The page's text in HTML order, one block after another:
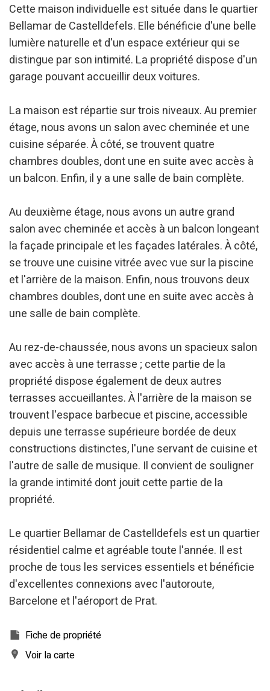
Cette maison individuelle est située dans le quartier
Bellamar de Castelldefels. Elle bénéficie d'une belle
lumière naturelle et d'un espace extérieur qui se
distingue par son intimité. La propriété dispose d'un
garage pouvant accueillir deux voitures.
La maison est répartie sur trois niveaux. Au premier
étage, nous avons un salon avec cheminée et une
cuisine séparée. À côté, se trouvent quatre
chambres doubles, dont une en suite avec accès à
un balcon. Enfin, il y a une salle de bain complète.
Au deuxième étage, nous avons un autre grand
salon avec cheminée et accès à un balcon longeant
la façade principale et les façades latérales. À côté,
se trouve une cuisine vitrée avec vue sur la piscine
et l'arrière de la maison. Enfin, nous trouvons deux
chambres doubles, dont une en suite avec accès à
une salle de bain complète.
Au rez-de-chaussée, nous avons un spacieux salon
avec accès à une terrasse ; cette partie de la
propriété dispose également de deux autres
terrasses accueillantes. À l'arrière de la maison se
trouvent l'espace barbecue et piscine, accessible
depuis une terrasse supérieure bordée de deux
constructions distinctes, l'une servant de cuisine et
l'autre de salle de musique. Il convient de souligner
la grande intimité dont jouit cette partie de la
propriété.
Le quartier Bellamar de Castelldefels est un quartier
résidentiel calme et agréable toute l'année. Il est
proche de tous les services essentiels et bénéficie
d'excellentes connexions avec l'autoroute,
Barcelone et l'aéroport de Prat.
Fiche de propriété
Voir la carte
Modifier les cookies
Technique et Fonctionnel
Toujours actif
Ce site Web utilise ses propres cookies pour collecter des
continuez à naviguer, vous acceptez leur installation.
L'utilisateur a la possibilité de configurer son navigateur,
pouvant, s'il le souhaite, empêcher leur installation sur son
site.